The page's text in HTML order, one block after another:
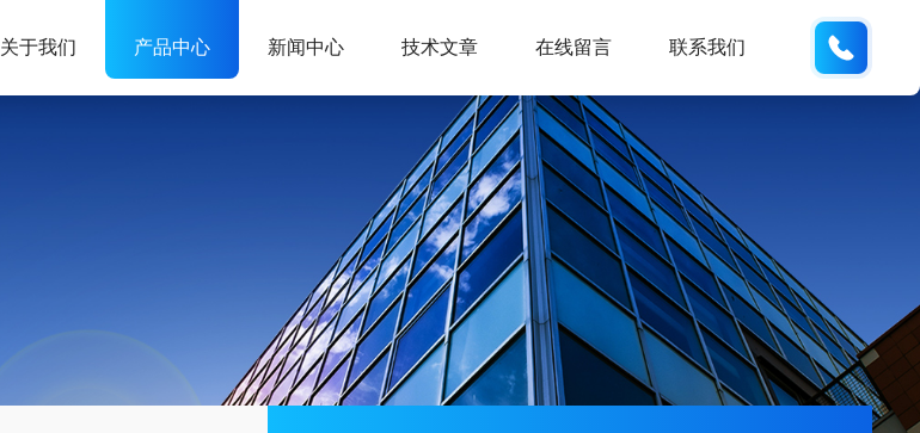
关于我们 产品中心 新闻中心 技术文章 在线留言 联系我们